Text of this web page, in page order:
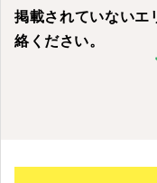
掲載されていないエ
絡ください。